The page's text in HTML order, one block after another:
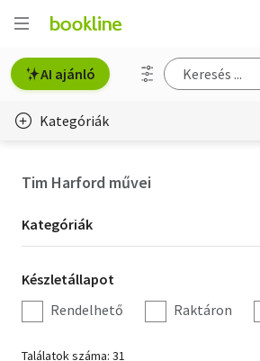
AI ajánló
Kategóriák
Hobbi, szabadidő
Irodalom
Művészet
Tim Harford művei
Kategória
szűrés
Kategóriák
Készletállapot
szűrés
Készletállapot
Rendelhető
Raktáron
Találatok száma: 31